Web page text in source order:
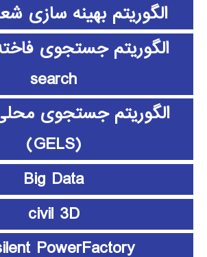
الگوریتم بهینه سازی
search
الگوریتم جستجوی
(GELS)
Big Data
civil 3D
PowerFactory